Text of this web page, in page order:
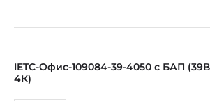
IETC-Офис-109084-39-4050 с БАП
4К)